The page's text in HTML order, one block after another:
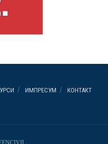
ИМПРЕСУМ КОНТАКТ